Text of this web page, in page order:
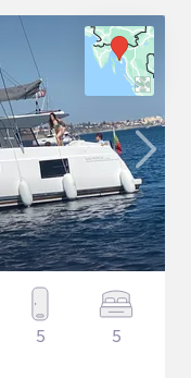
5 5